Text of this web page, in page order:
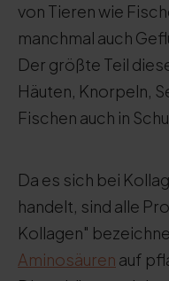
von Tieren wie
manchmal auch
Der größte Teil
Häuten, Knorpeln,
Fischen auch in
Da es sich bei
handelt, sind alle
Kollagen"
Aminosäuren auf